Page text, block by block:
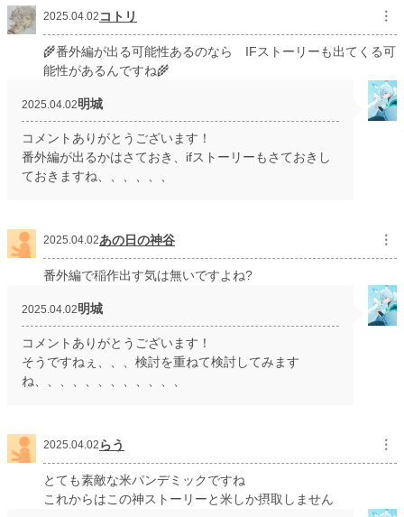
2025.04.02 コトリ ︙
🌾番外編が出る可能性あるのなら IFストーリーも出てくる可
能性があるんですね🌾
2025.04.02明城
コメントありがとうございます！
番外編が出るかはさておき、ifストーリーもさておきし
ておきますね、、、、、、
2025.04.02あの日の神谷 ︙
番外編で稲作出す気は無いですよね?
2025.04.02明城
コメントありがとうございます！
そうですねぇ、、、検討を重ねて検討してみます
ね、、、、、、、、、、、、
2025.04.02 らう ︙
とても素敵な米パンデミックですね
これからはこの神ストーリーと米しか摂取しません